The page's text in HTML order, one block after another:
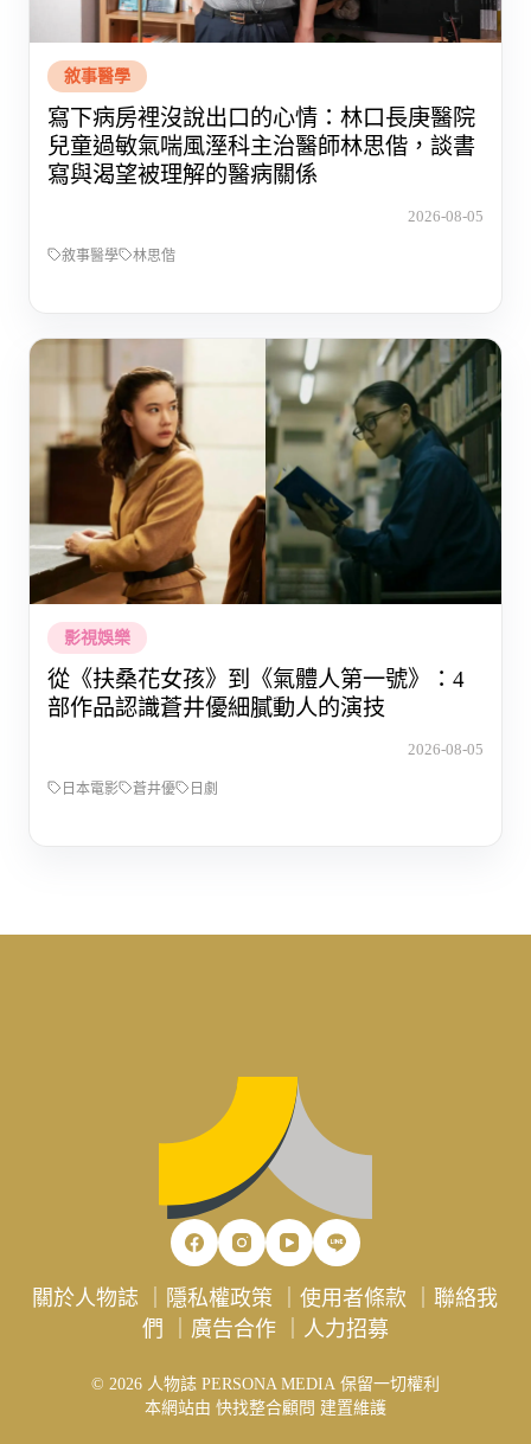
敘事醫學
寫下病房裡沒說出口的心情：林口長庚醫院
兒童過敏氣喘風溼科主治醫師林思偕，談書
寫與渴望被理解的醫病關係
2026-08-05
敘事醫學 林思偕
影視娛樂
從《扶桑花女孩》到《氣體人第一號》：4
部作品認識蒼井優細膩動人的演技
2026-08-05
日本電影 蒼井優 日劇
關於人物誌 隱私權政策 ｜使用者條款 ｜聯絡我
們
廣告合作｜ 人力招募
© 2026 人物誌 PERSONA MEDIA 保留一切權利
本網站由 快找整合顧問 建置維護